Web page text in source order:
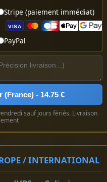
Stripe (paiement immédiat)
VISA
PayPal
(France) - 14.75 €
sauf jours fériés. Livraison
/ INTERNATIONAL